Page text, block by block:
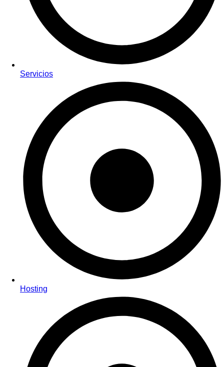
Servicios
Hosting